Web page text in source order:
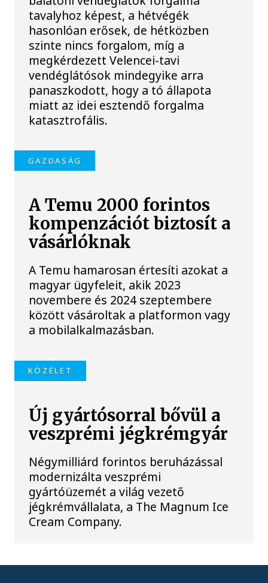
tavalyhoz képest, a hétvégék
hasonlóan erősek, de hétközben
szinte nincs forgalom, míg a
megkérdezett Velencei-tavi
vendéglátósok mindegyike arra
panaszkodott, hogy a tó állapota
miatt az idei esztendő forgalma
katasztrofális.
GAZDASÁG
A Temu 2000 forintos
kompenzációt biztosít a
vásárlóknak
A Temu hamarosan értesíti azokat a
magyar ügyfeleit, akik 2023
novembere és 2024 szeptembere
között vásároltak a platformon vagy
a mobilalkalmazásban.
KÖZÉLET
Új gyártósorral bővül a
veszprémi jégkrémgyár
Négymilliárd forintos beruházással
modernizálta veszprémi
gyártóüzemét a világ vezető
jégkrémvállalata, a The Magnum Ice
Cream Company.